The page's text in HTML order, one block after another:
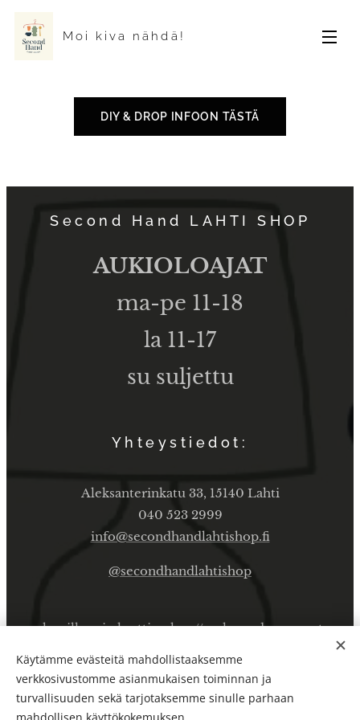
Moi kiva nähdä!
DIY & DROP INFOON TÄSTÄ
Second Hand LAHTI SHOP
AUKIOLOAJAT
ma-pe 11-18
la 11-17
su suljettu
Yhteystiedot:
Aleksanterinkatu 33, 15140 Lahti
040 523 2999
info@secondhandlahtishop.fi
@secondhandlahtishop
shopilla vain korttimaksu // only card payment
Secondhandlahti Oy / Kaikki oikeudet pidätetään 2025
Evästeet
Käytämme evästeitä mahdollistaaksemme
verkkosivustomme asianmukaisen toiminnan ja
turvallisuuden sekä tarjotaksemme sinulle parhaan